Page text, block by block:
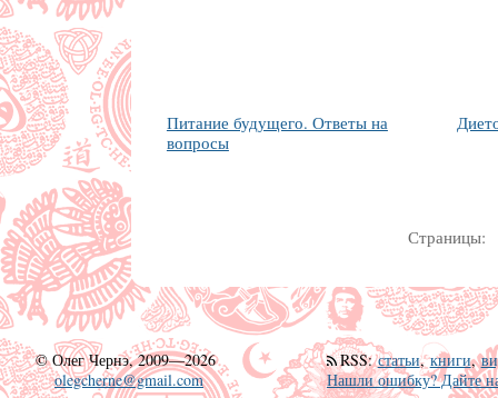
Питание будущего. Ответы на
вопросы
Страницы:
©Олег Чернэ, 2009—2026
olegcherne@gmail.com
RSS:статьи,книги,
Нашли ошибку? Дайте